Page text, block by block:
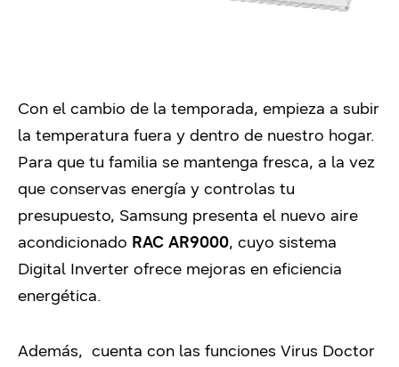
Con el cambio de la temporada, empieza a subir
la temperatura fuera y dentro de nuestro hogar.
Para que tu familia se mantenga fresca, a la vez
que conservas energía y controlas tu
presupuesto, Samsung presenta el nuevo aire
acondicionado RAC AR9000, cuyo sistema
Digital Inverter ofrece mejoras en eficiencia
energética.
Además, cuenta con las funciones Virus Doctor